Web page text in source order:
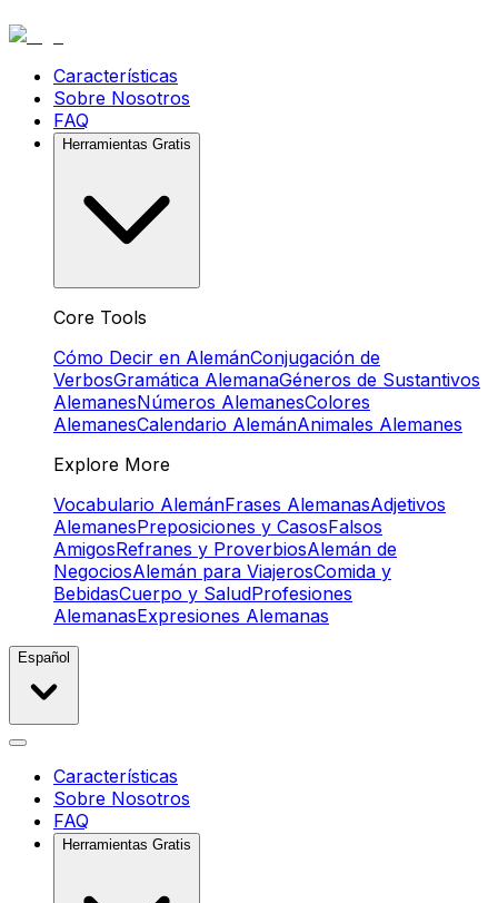
Características
Sobre Nosotros
FAQ
Herramientas Gratis
Core Tools
Cómo Decir en AlemánConjugación de
VerbosGramática AlemanaGéneros de Sustantivos
AlemanesNúmeros AlemanesColores
AlemanesCalendario AlemánAnimales Alemanes
Explore More
Vocabulario AlemánFrases AlemanasAdjetivos
AlemanesPreposiciones y CasosFalsos
AmigosRefranes y ProverbiosAlemán de
NegociosAlemán para ViajerosComida y
BebidasCuerpo y SaludProfesiones
AlemanasExpresiones Alemanas
Español
Características
Sobre Nosotros
FAQ
Herramientas Gratis